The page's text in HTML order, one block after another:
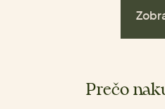
Prečo